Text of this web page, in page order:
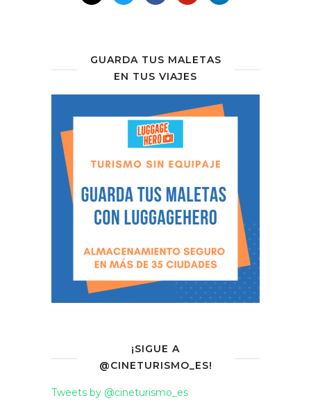
GUARDA TUS MALETAS
EN TUS VIAJES
¡SIGUE A
@CINETURISMO_ES!
Tweets by @cineturismo_es